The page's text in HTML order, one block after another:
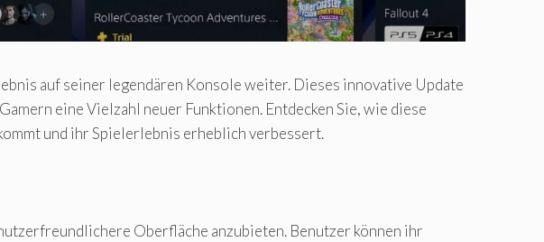
auf seiner legendären Konsole weiter. Dieses innovative Update
eine Vielzahl neuer Funktionen. Entdecken Sie, wie diese
und ihr Spielerlebnis erheblich verbessert.
Oberfläche anzubieten. Benutzer können ihr